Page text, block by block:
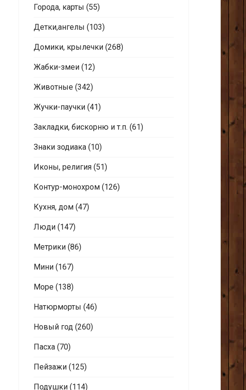
Города, карты (55)
Детки,ангелы (103)
Домики, крылечки (268)
Жабки-змеи (12)
Животные (342)
Жучки-паучки (41)
Закладки, бискорню и т.п. (61)
Знаки зодиака (10)
Иконы, религия (51)
Контур-монохром (126)
Кухня, дом (47)
Люди (147)
Метрики (86)
Мини (167)
Море (138)
Натюрморты (46)
Новый год (260)
Пасха (70)
Пейзажи (125)
Подушки (114)